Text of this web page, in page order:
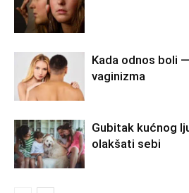
Kada odnos boli
vaginizma
Gubitak kućnog
olakšati sebi